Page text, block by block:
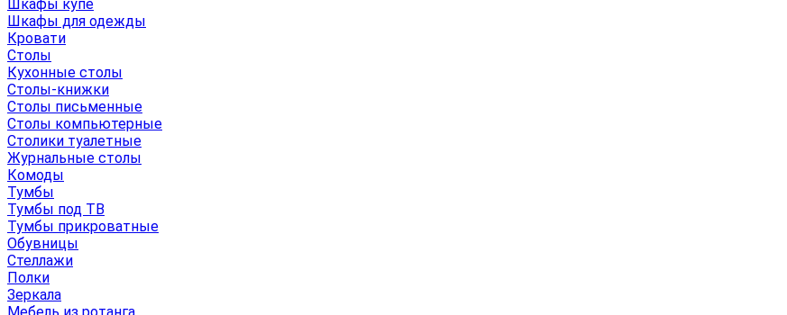
Шкафы купе
Шкафы для одежды
Кровати
Столы
Кухонные столы
Столы-книжки
Столы письменные
Столы компьютерные
Столики туалетные
Журнальные столы
Комоды
Тумбы
Тумбы под ТВ
Тумбы прикроватные
Обувницы
Стеллажи
Полки
Зеркала